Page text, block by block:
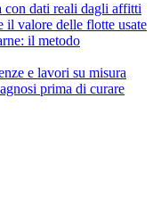
con dati reali dagli affitti
il valore delle flotte usate
il metodo
e lavori su misura
prima di curare